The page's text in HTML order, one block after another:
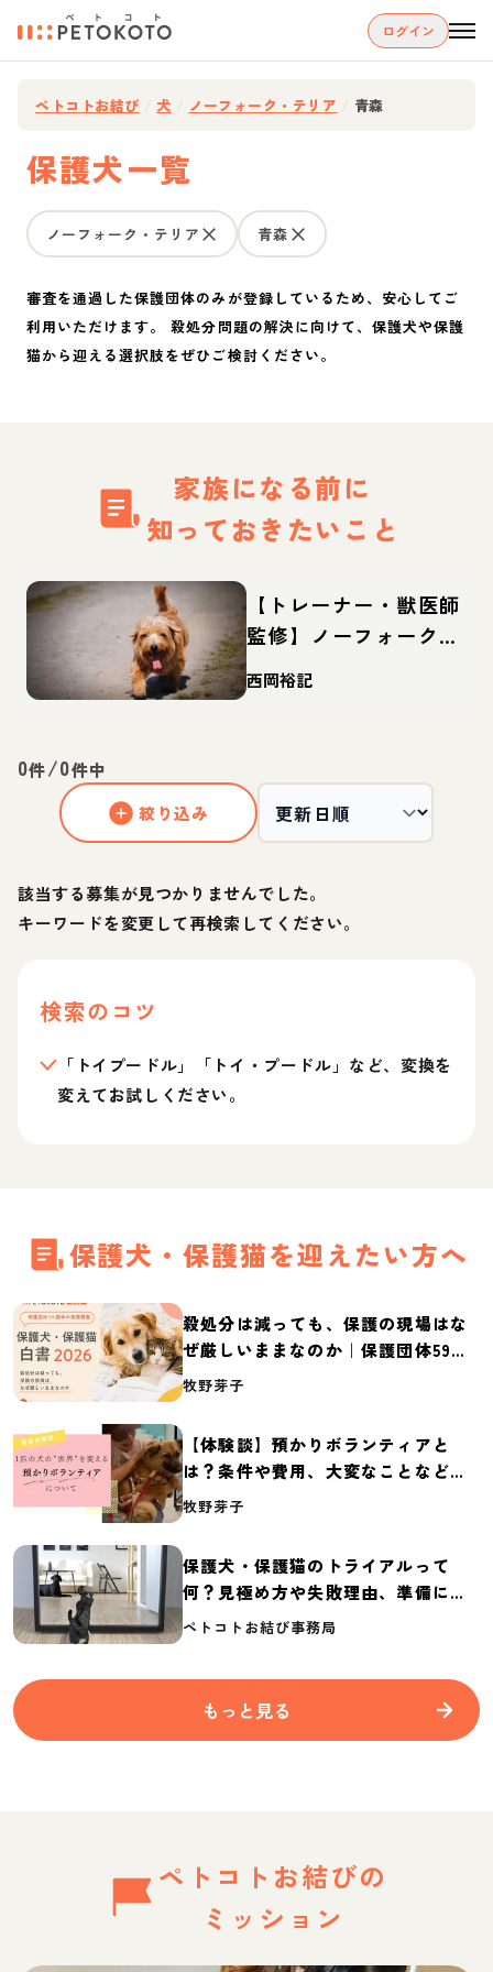
ログイン
ペトコトお結び 犬 ノーフォーク・テリア 青森
保護犬一覧
ノーフォーク・テリア 青森
審査を通過した保護団体のみが登録しているため、安心してご
利用いただけます。 殺処分問題の解決に向けて、保護犬や保護
猫から迎える選択肢をぜひご検討ください。
家族になる前に
知っておきたいこと
【トレーナー・獣医師
監修】ノーフォークテ
リアってどんな犬？性
格・特徴・育て方・迎
西岡裕記
0件/0件中
絞り込み
該当する募集が見つかりませんでした。
キーワードを変更して再検索してください。
検索のコツ
「トイプードル」「トイ・プードル」など、変換を
変えてお試しください。
保護犬・保護猫を迎えたい方へ
殺処分は減っても、保護の現場はな
ぜ厳しいままなのか｜保護団体59団
体の実態調査【保護犬・保護猫白書
牧野芽子
【体験談】預かりボランティアと
は？条件や費用、大変なことなど紹
介
牧野芽子
保護犬・保護猫のトライアルって
何？見極め方や失敗理由、準備に必
要なものを紹介
ペトコトお結び事務局
もっと見る
ペトコトお結びの
ミッション